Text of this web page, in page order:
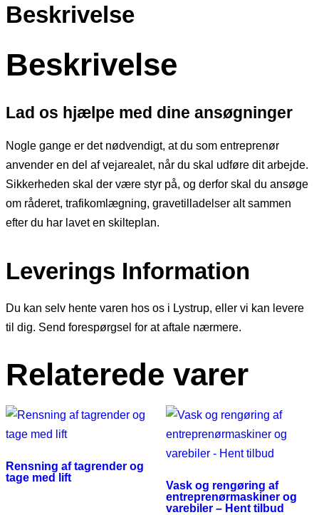
Beskrivelse
Beskrivelse
Lad os hjælpe med dine ansøgninger
Nogle gange er det nødvendigt, at du som entreprenør
anvender en del af vejarealet, når du skal udføre dit arbejde.
Sikkerheden skal der være styr på, og derfor skal du ansøge
om råderet, trafikomlægning, gravetilladelser alt sammen
efter du har lavet en skilteplan.
Leverings Information
Du kan selv hente varen hos os i Lystrup, eller vi kan levere
til dig. Send forespørgsel for at aftale nærmere.
Relaterede varer
Rensning af tagrender og
tage med lift
Vask og rengøring af
entreprenørmaskiner og
varebiler – Hent tilbud